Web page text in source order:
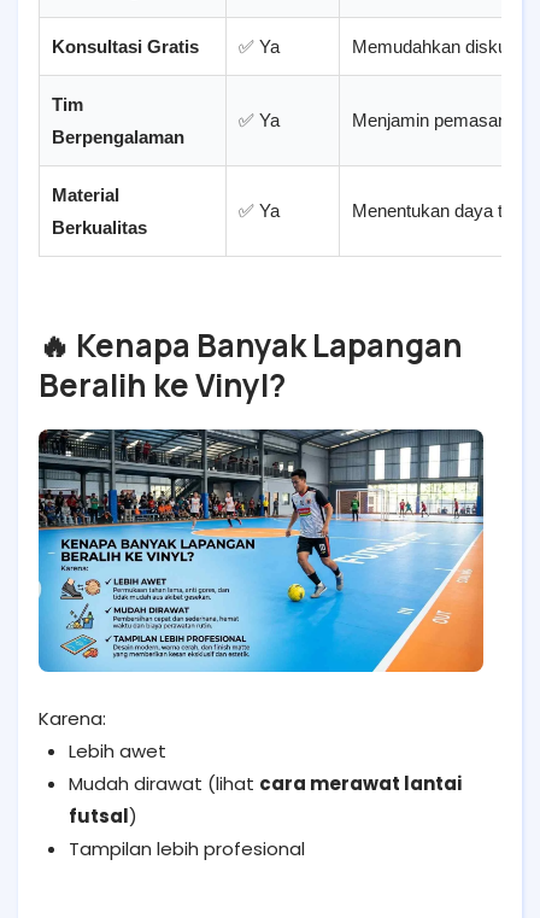
Konsultasi Gratis ✅ Ya Memudahkan diskusi
Tim
Berpengalaman
✅ Ya Menjamin
Material
Berkualitas
✅ Ya Menentukan daya
🔥 Kenapa Banyak Lapangan
Beralih ke Vinyl?
Karena:
Lebih awet
Mudah dirawat (lihat cara merawat lantai
futsal)
Tampilan lebih profesional